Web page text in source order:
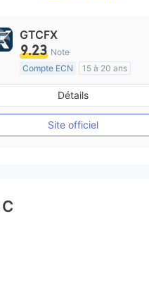
GTCFX
9.23 Note
Compte ECN
15 à 20 ans
Réglementation de Royaume-Uni
Market Making (MM)
Etiquette principale MT4
Détails
Site officiel
C